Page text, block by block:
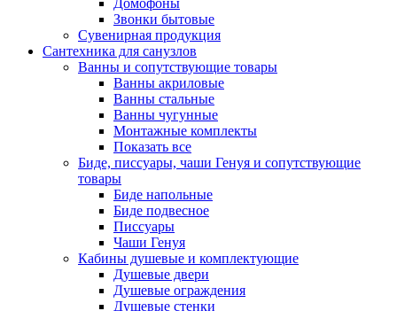
Домофоны
Звонки бытовые
Сувенирная продукция
Сантехника для санузлов
Ванны и сопутствующие товары
Ванны акриловые
Ванны стальные
Ванны чугунные
Монтажные комплекты
Показать все
Биде, писсуары, чаши Генуя и сопутствующие
товары
Биде напольные
Биде подвесное
Писсуары
Чаши Генуя
Кабины душевые и комплектующие
Душевые двери
Душевые ограждения
Душевые стенки